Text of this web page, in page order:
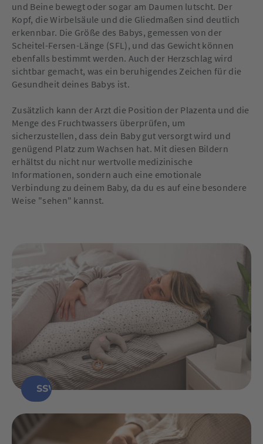
und Beine bewegt oder sogar am Daumen lutscht. Der
Kopf, die Wirbelsäule und die Gliedmaßen sind deutlich
erkennbar. Die Größe des Babys, gemessen von der
Scheitel-Fersen-Länge (SFL), und das Gewicht können
ebenfalls bestimmt werden. Auch der Herzschlag wird
sichtbar gemacht, was ein beruhigendes Zeichen für die
Gesundheit deines Babys ist.
Zusätzlich kann der Arzt die Position der Plazenta und die
Menge des Fruchtwassers überprüfen, um
sicherzustellen, dass dein Baby gut versorgt wird und
genügend Platz zum Wachsen hat. Mit diesen Bildern
erhältst du nicht nur wertvolle medizinische
Informationen, sondern auch eine emotionale
Verbindung zu deinem Baby, da du es auf eine besondere
Weise "sehen" kannst.
SSW Rechner